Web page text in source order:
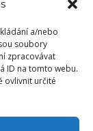
a/nebo
soubory
zpracovávat
ID na tomto webu.
ovlivnit určité